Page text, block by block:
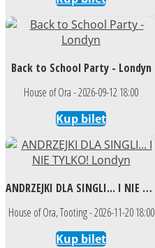
Back to School Party - Londyn
House of Ora - 2026-09-12 18:00
Kup bilet
ANDRZEJKI DLA SINGLI... I NIE TYLKO! Londyn
House of Ora, Tooting - 2026-11-20 18:00
Kup bilet